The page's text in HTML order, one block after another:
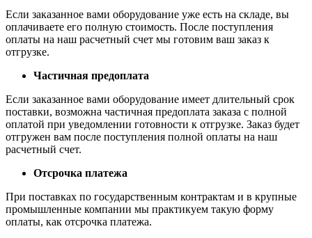
Если заказанное вами оборудование уже есть на складе, вы
оплачиваете его полную стоимость. После поступления
оплаты на наш расчетный счет мы готовим ваш заказ к
отгрузке.
Частичная предоплата
Если заказанное вами оборудование имеет длительный срок
поставки, возможна частичная предоплата заказа с полной
оплатой при уведомлении готовности к отгрузке. Заказ будет
отгружен вам после поступления полной оплаты на наш
расчетный счет.
Отсрочка платежа
При поставках по государственным контрактам и в крупные
промышленные компании мы практикуем такую форму
оплаты, как отсрочка платежа.